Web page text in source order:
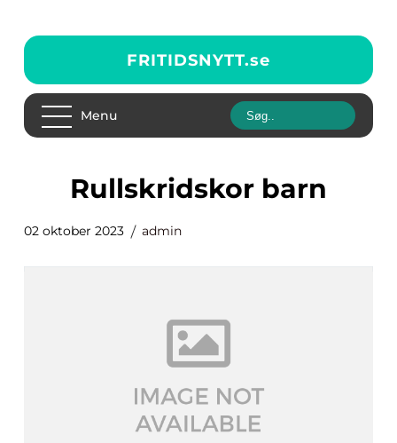
FRITIDSNYTT.se
Menu
rullskridskor barn
02 oktober 2023 admin